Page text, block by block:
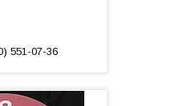
551-07-36